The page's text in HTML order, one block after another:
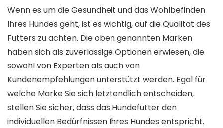
Wenn es um die Gesundheit und das Wohlbefinden
Ihres Hundes geht, ist es wichtig, auf die Qualität des
Futters zu achten. Die oben genannten Marken
haben sich als zuverlässige Optionen erwiesen, die
sowohl von Experten als auch von
Kundenempfehlungen unterstützt werden. Egal für
welche Marke Sie sich letztendlich entscheiden,
stellen Sie sicher, dass das Hundefutter den
individuellen Bedürfnissen Ihres Hundes entspricht.